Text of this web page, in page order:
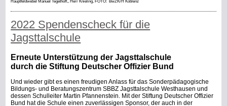
Hauptfeldwebel Manuel Tegethoff,, Herr Knieling, FOTO: BwZKrH Koblenz
2022 Spendenscheck für die
Jagsttalschule
Erneute Unterstützung der Jagsttalschule
durch die Stiftung Deutscher Offizier Bund
Und wieder gibt es einen freudigen Anlass für das Sonderpädagogische
Bildungs- und Beratungszentrum SBBZ Jagsttalschule Westhausen und
dessen Schulleiter Martin Pfannenstein. Mit der Stiftung Deutscher Offizier
Bund hat die Schule einen zuverlässigen Sponsor, der auch in der